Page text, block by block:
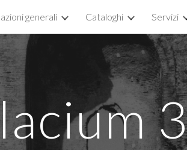
Skip to
generali Cataloghi Servizi